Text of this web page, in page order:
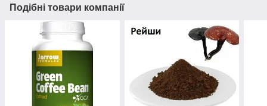
Подібні товари компанії